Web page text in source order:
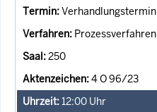
Verhandlungstermin
Prozessverfahren
250
4 O 96/23
12:00 Uhr